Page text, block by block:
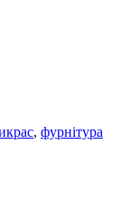
, фурнітура